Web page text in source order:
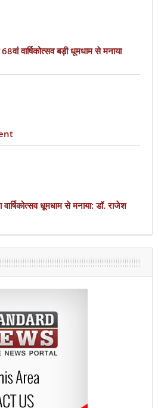
वार्षिकोत्सव बड़ी धूमधाम से मनाया
धूमधाम से मनाया: डॉ. राजेश